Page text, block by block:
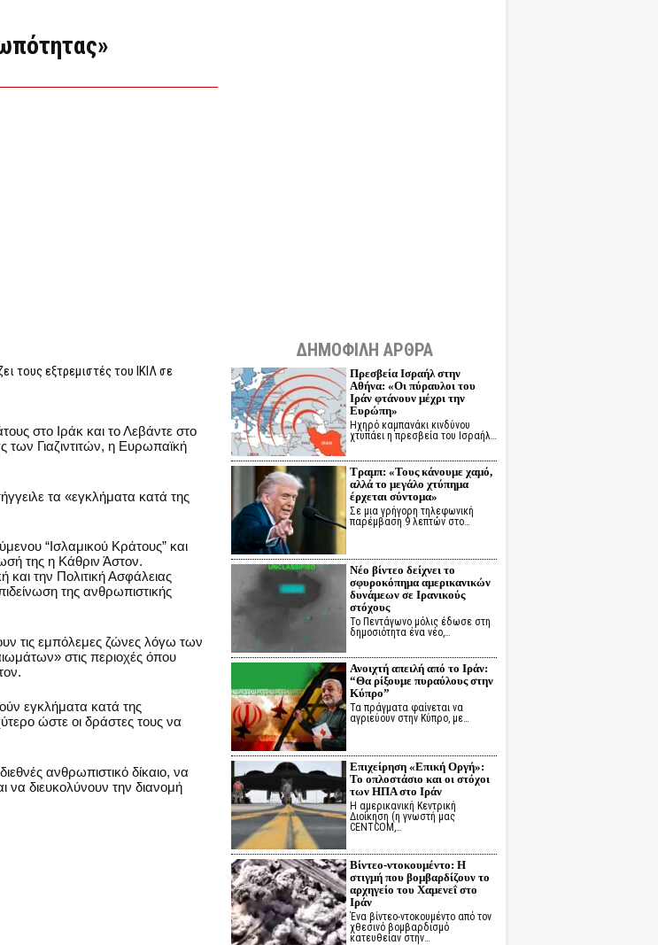
τους εξτρεμιστές του ΙΚΙΛ σε
στο Ιράκ και το Λεβάντε στο
των Γιαζιντιτών, η Ευρωπαϊκή
τα «εγκλήματα κατά της
“Ισλαμικού Κράτους” και
της η Κάθριν Άστον.
την Πολιτική Ασφάλειας
της ανθρωπιστικής
τις εμπόλεμες ζώνες λόγω των
στις περιοχές όπου
εγκλήματα κατά της
ώστε οι δράστες τους να
ανθρωπιστικό δίκαιο, να
διευκολύνουν την διανομή
ΔΗΜΟΦΙΛΗ ΑΡΘΡΑ
Πρεσβεία Ισραήλ στην
Αθήνα: «Οι πύραυλοι του
Ιράν φτάνουν μέχρι την
Ευρώπη»
Ηχηρό καμπανάκι κινδύνου
χτυπάει η πρεσβεία του Ισραήλ…
Τραμπ: «Τους κάνουμε χαμό,
αλλά το μεγάλο χτύπημα
έρχεται σύντομα»
Σε μια γρήγορη τηλεφωνική
παρέμβαση 9 λεπτών στο…
Νέο βίντεο δείχνει το
σφυροκόπημα αμερικανικών
δυνάμεων σε Ιρανικούς
στόχους
Το Πεντάγωνο μόλις έδωσε στη
δημοσιότητα ένα νέο,…
Ανοιχτή απειλή από το Ιράν:
“Θα ρίξουμε πυραύλους στην
Κύπρο”
Τα πράγματα φαίνεται να
αγριεύουν στην Κύπρο, με…
Επιχείρηση «Επική Οργή»:
Το οπλοστάσιο και οι στόχοι
των ΗΠΑ στο Ιράν
Η αμερικανική Κεντρική
Διοίκηση (η γνωστή μας
CENTCOM,…
Βίντεο-ντοκουμέντο: Η
στιγμή που βομβαρδίζουν το
αρχηγείο του Χαμενεΐ στο
Ιράν
Ένα βίντεο-ντοκουμέντο από τον
χθεσινό βομβαρδισμό
κατευθείαν στην…